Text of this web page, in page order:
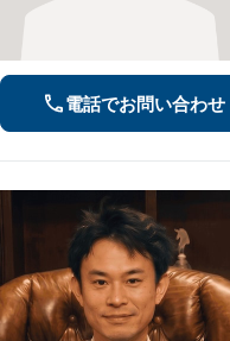
電話でお問い合わせ